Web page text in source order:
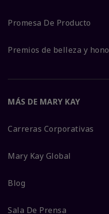
Promesa De Producto
Premios de belleza y
MÁS DE MARY KAY
Carreras Corporativas
Mary Kay Global
Blog
Sala De Prensa